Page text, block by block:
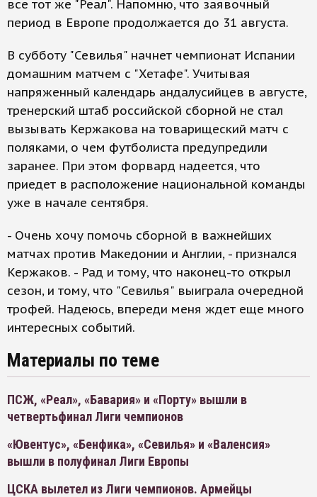
все тот же "Реал". Напомню, что заявочный
период в Европе продолжается до 31 августа.
В субботу "Севилья" начнет чемпионат Испании
домашним матчем с "Хетафе". Учитывая
напряженный календарь андалусийцев в августе,
тренерский штаб российской сборной не стал
вызывать Кержакова на товарищеский матч с
поляками, о чем футболиста предупредили
заранее. При этом форвард надеется, что
приедет в расположение национальной команды
уже в начале сентября.
- Очень хочу помочь сборной в важнейших
матчах против Македонии и Англии, - признался
Кержаков. - Рад и тому, что наконец-то открыл
сезон, и тому, что "Севилья" выиграла очередной
трофей. Надеюсь, впереди меня ждет еще много
интересных событий.
Материалы по теме
ПСЖ, «Реал», «Бавария» и «Порту» вышли в
четвертьфинал Лиги чемпионов
«Ювентус», «Бенфика», «Севилья» и «Валенсия»
вышли в полуфинал Лиги Европы
ЦСКА вылетел из Лиги чемпионов. Армейцы